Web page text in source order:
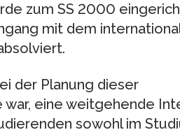
zum SS 2000
mit dem
der Planung dieser
war, eine weitgehende
sowohl im